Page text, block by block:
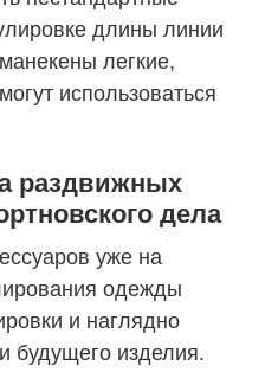
длины линии
легкие,
использоваться
раздвижных
дела
уже на
одежды
и наглядно
будущего изделия.